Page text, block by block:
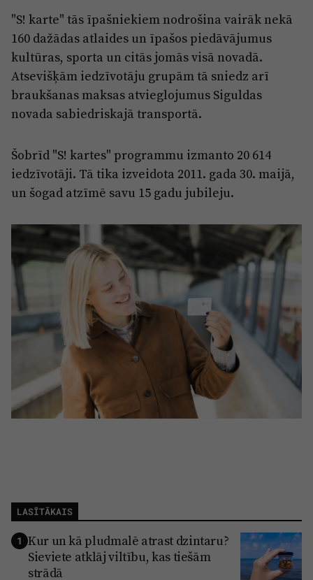
"S! karte" tās īpašniekiem nodrošina vairāk nekā
160 dažādas atlaides un īpašos piedāvājumus
kultūras, sporta un citās jomās visā novadā.
Atsevišķām iedzīvotāju grupām tā sniedz arī
braukšanas maksas atvieglojumus Siguldas
novada sabiedriskajā transportā.
Šobrīd "S! kartes" programmu izmanto 20 614
iedzīvotāji. Tā tika izveidota 2011. gada 30. maijā,
un šogad atzīmē savu 15 gadu jubileju.
LASĪTĀKAIS
1 Kur un kā pludmalē atrast dzintaru?
Sieviete atklāj viltību, kas tiešām
strādā